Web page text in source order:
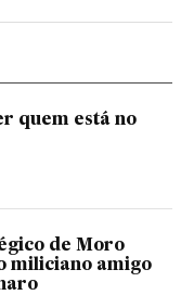
quem está no
de Moro
miliciano amigo